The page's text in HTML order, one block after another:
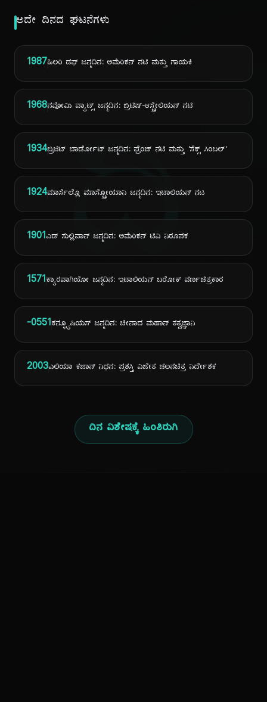
ದಿ
ಅದೇ ದಿನದ ಘಟನೆಗಳು
1987ಹಿಲರಿ ಡಫ್ ಜನ್ಮದಿನ: ಅಮೆರಿಕನ್ ನಟಿ ಮತ್ತು ಗಾಯಕಿ
1968ನವೋಮಿ ವ್ಯಾಟ್ಸ್ ಜನ್ಮದಿನ: ಬ್ರಿಟಿಷ್-ಆಸ್ಟ್ರೇಲಿಯನ್ ನಟಿ
1934ಬ್ರಿಜಿಟ್ ಬಾರ್ಡೋಟ್ ಜನ್ಮದಿನ: ಫ್ರೆಂಚ್ ನಟಿ ಮತ್ತು 'ಸೆಕ್ಸ್ ಸಿಂಬಲ್'
1924ಮಾರ್ಸೆಲ್ಲೊ ಮಾಸ್ಟ್ರೋಯಾನಿ ಜನ್ಮದಿನ: ಇಟಾಲಿಯನ್ ನಟ
1901ಎಡ್ ಸುಲ್ಲಿವಾನ್ ಜನ್ಮದಿನ: ಅಮೆರಿಕನ್ ಟಿವಿ ನಿರೂಪಕ
1571ಕ್ಯಾರವಾಗಿಯೋ ಜನ್ಮದಿನ: ಇಟಾಲಿಯನ್ ಬರೋಕ್ ವರ್ಣಚಿತ್ರಕಾರ
-0551ಕನ್ಫ್ಯೂಷಿಯಸ್ ಜನ್ಮದಿನ: ಚೀನಾದ ಮಹಾನ್ ತತ್ವಜ್ಞಾನಿ
2003ಎಲಿಯಾ ಕಜಾನ್ ನಿಧನ: ಪ್ರಶಸ್ತಿ ವಿಜೇತ ಚಲನಚಿತ್ರ ನಿರ್ದೇಶಕ
ದಿನ ವಿಶೇಷಕ್ಕೆ ಹಿಂತಿರುಗಿ